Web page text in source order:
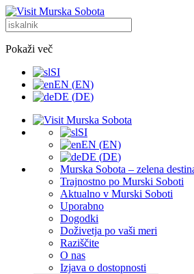
Pokaži več
SI
EN (EN)
DE (DE)
SI
EN (EN)
DE (DE)
Murska Sobota – zelena
Trajnostno po Murski Soboti
Aktualno v Murski Soboti
Uporabno
Dogodki
Doživetja po vaši meri
Raziščite
O nas
Izjava o dostopnosti